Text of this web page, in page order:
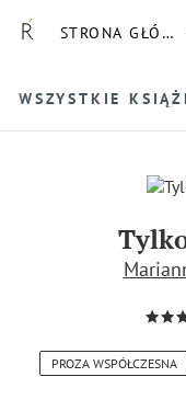
STRONA
WSZYSTKIE
PROZA WSPÓŁCZESNA